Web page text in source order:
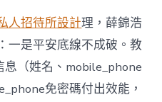
人招待所設計理，薛錦浩
一是平安底線不成破。教
（姓名、mobile_phone
免密碼付出效能，